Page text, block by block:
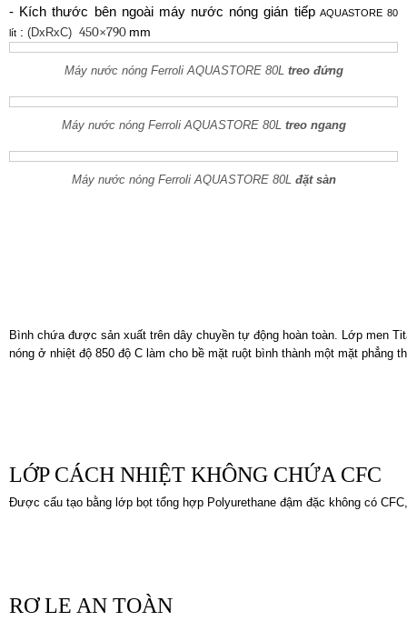
- Kích thước bên ngoài máy nước nóng gián tiếpAQUASTORE 80
lít : (DxRxC) 450×790 mm
Máy nước nóng Ferroli AQUASTORE 80L treo đứng
Máy nước nóng Ferroli AQUASTORE 80L treo ngang
Máy nước nóng Ferroli AQUASTORE 80L đặt sàn
Bình chứa được sản xuất trên dây chuyền tự động hoàn toàn. Lớp men
nóng ở nhiệt độ 850 độ C làm cho bề mặt ruột bình thành một mặt phẳng
LỚP CÁCH NHIỆT KHÔNG CHỨA CFC
Được cấu tạo bằng lớp bọt tổng hợp Polyurethane đậm đặc không có
RƠ LE AN TOÀN